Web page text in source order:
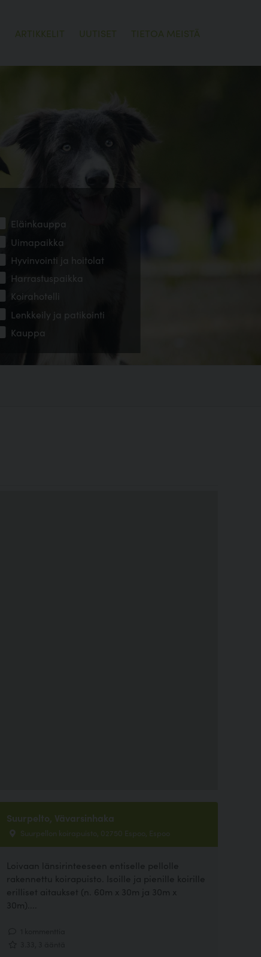
ARTIKKELIT UUTISET TIETOA MEISTÄ
Eläinkauppa
Uimapaikka
Hyvinvointi ja hoitolat
Harrastuspaikka
Koirahotelli
Lenkkeily ja patikointi
Kauppa
Suurpelto, Vävarsinhaka
Suurpellon koirapuisto, 02750 Espoo, Espoo
Loivaan länsirinteeseen entiselle pellolle
rakennettu koirapuisto. Isoille ja pienille koirille
erilliset aitaukset (n. 60m x 30m ja 30m x
30m)....